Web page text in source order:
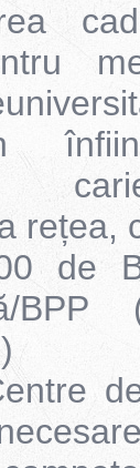
rețea,
de